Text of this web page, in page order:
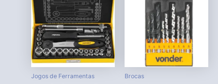
Jogos de Ferramentas Brocas